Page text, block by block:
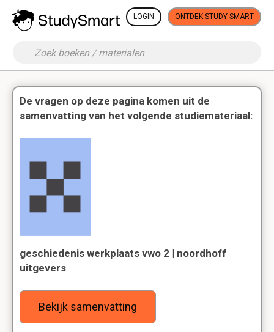
LOGIN ONTDEK STUDY SMART
De vragen op deze pagina komen uit de
samenvatting van het volgende studiemateriaal:
geschiedenis werkplaats vwo 2 | noordhoff
uitgevers
Bekijk samenvatting